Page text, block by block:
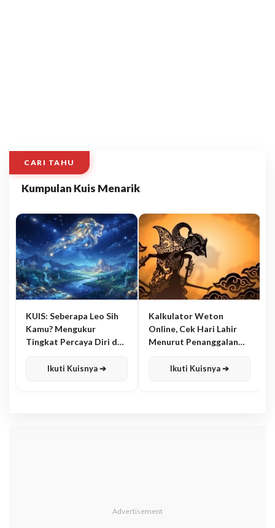
CARI TAHU
Kumpulan Kuis Menarik
KUIS: Seberapa Leo Sih
Kamu? Mengukur
Tingkat Percaya Diri dan
Ikuti Kuisnya ➔
Kalkulator Weton
Online, Cek Hari Lahir
Menurut Penanggalan
Ikuti Kuisnya ➔